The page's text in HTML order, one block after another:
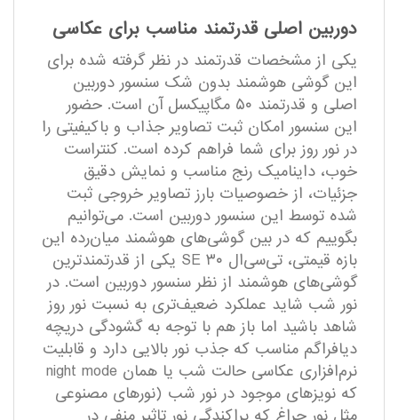
دوربین اصلی قدرتمند مناسب برای عکاسی
یکی از مشخصات قدرتمند در نظر گرفته شده برای
این گوشی هوشمند بدون شک سنسور دوربین
اصلی و قدرتمند ۵۰ مگاپیکسل آن است. حضور
این سنسور امکان ثبت تصاویر جذاب و با‌کیفیتی را
در نور روز برای شما فراهم کرده است. کنتراست
خوب، داینامیک رنج مناسب و نمایش دقیق
جزئیات، از خصوصیات بارز تصاویر خروجی ثبت
شده توسط این سنسور دوربین است. می‌توانیم
بگوییم که در بین گوشی‌های هوشمند میان‌رده این
بازه قیمتی، تی‌سی‌ال ۳۰ SE یکی از قدرتمند‌ترین
گوشی‌های هوشمند از نظر سنسور دوربین است. در
نور شب شاید عملکرد ضعیف‌تری به نسبت نور روز
شاهد باشید اما باز هم با توجه به گشودگی دریچه
دیافراگم مناسب که جذب نور بالایی دارد و قابلیت
نرم‌افزاری عکاسی حالت شب یا همان night mode
که نویز‌های موجود در نور شب (نور‌های مصنوعی